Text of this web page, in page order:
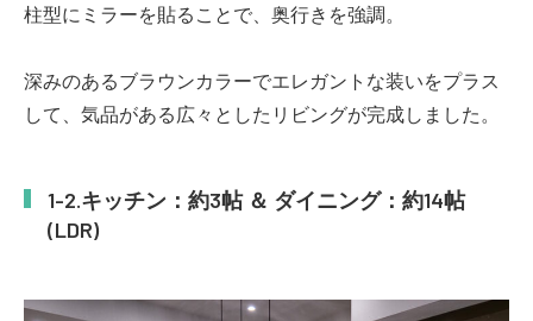
柱型にミラーを貼ることで、奥行きを強調。
深みのあるブラウンカラーでエレガントな装いをプラス
して、気品がある広々としたリビングが完成しました。
キッチン：約3帖 ＆ ダイニング：約14帖
(LDR)